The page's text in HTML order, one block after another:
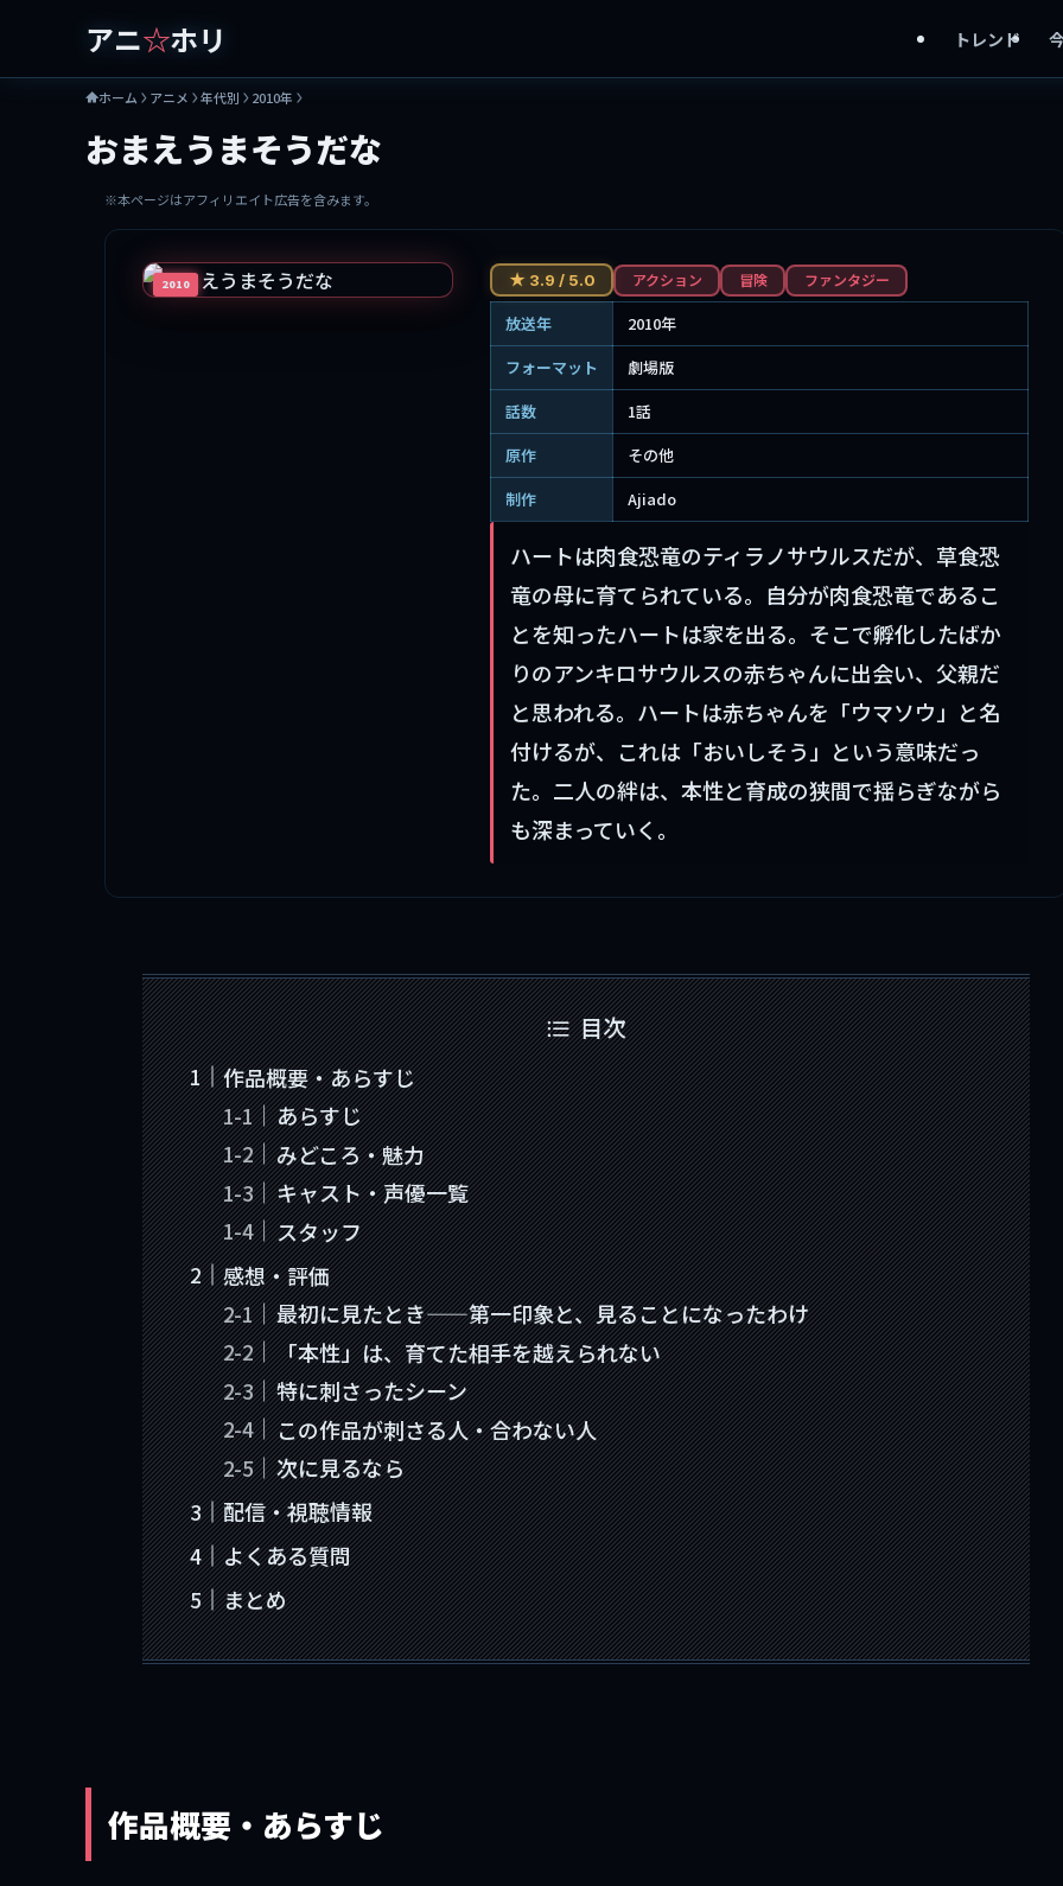
アニ☆ホリ トレンド
ホーム アニメ 年代別 2010年
おまえうまそうだな
※本ページはアフィリエイト広告を含みます。
2010 ★ 3.9 / 5.0 アクション 冒険 ファンタジー
放送年
2010年
フォーマット
劇場版
話数
1話
原作
その他
制作
Ajiado
ハートは肉食恐竜のティラノサウルスだが、草食恐
竜の母に育てられている。自分が肉食恐竜であるこ
とを知ったハートは家を出る。そこで孵化したばか
りのアンキロサウルスの赤ちゃんに出会い、父親だ
と思われる。ハートは赤ちゃんを「ウマソウ」と名
付けるが、これは「おいしそう」という意味だっ
た。二人の絆は、本性と育成の狭間で揺らぎながら
も深まっていく。
目次
作品概要・あらすじ
あらすじ
みどころ・魅力
キャスト・声優一覧
スタッフ
感想・評価
最初に見たとき——第一印象と、見ることになったわけ
「本性」は、育てた相手を越えられない
特に刺さったシーン
この作品が刺さる人・合わない人
次に見るなら
配信・視聴情報
よくある質問
まとめ
作品概要・あらすじ